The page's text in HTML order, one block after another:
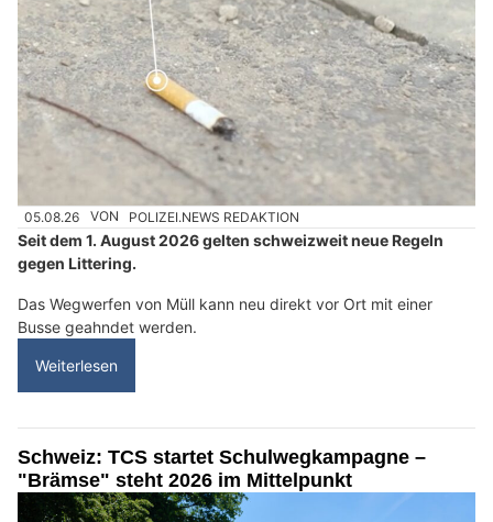
05.08.26 VON POLIZEI.NEWS REDAKTION
Seit dem 1. August 2026 gelten schweizweit neue Regeln
gegen Littering.
Das Wegwerfen von Müll kann neu direkt vor Ort mit einer
Busse geahndet werden.
Weiterlesen
Schweiz: TCS startet Schulwegkampagne –
"Brämse" steht 2026 im Mittelpunkt